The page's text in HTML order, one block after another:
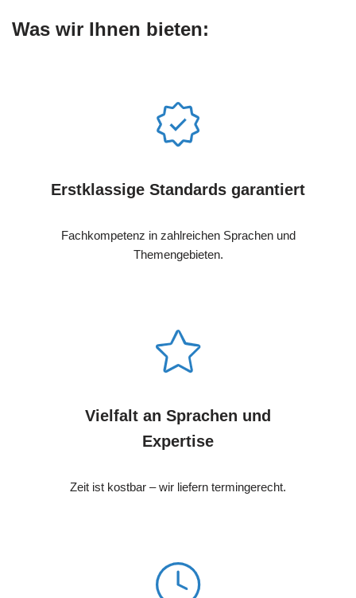
Was wir Ihnen bieten:
Erstklassige Standards garantiert
Fachkompetenz in zahlreichen Sprachen und
Themengebieten.
Vielfalt an Sprachen und
Expertise
Zeit ist kostbar – wir liefern termingerecht.